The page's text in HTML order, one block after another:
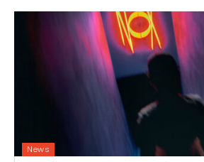
News